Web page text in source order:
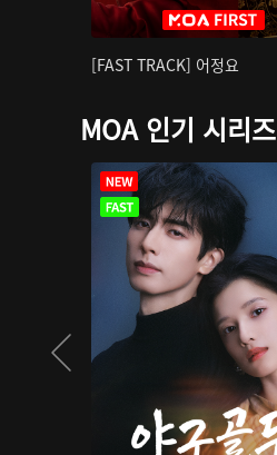
[FAST TRACK] 어정요
MOA 인기 시리즈